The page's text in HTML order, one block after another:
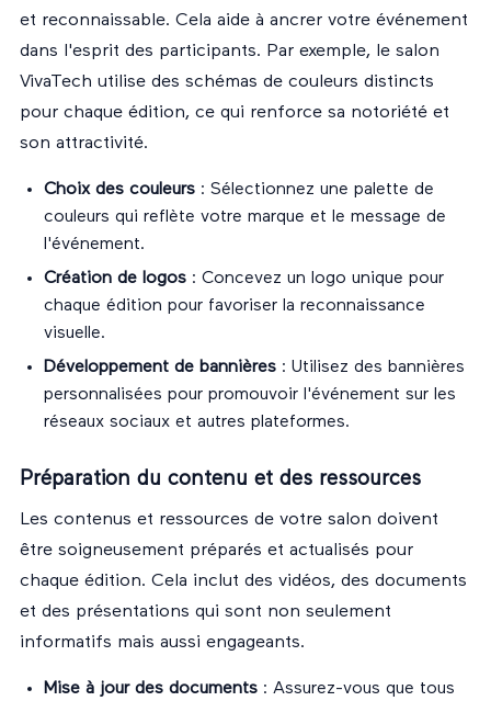
et reconnaissable. Cela aide à ancrer votre événement
dans l'esprit des participants. Par exemple, le salon
VivaTech utilise des schémas de couleurs distincts
pour chaque édition, ce qui renforce sa notoriété et
son attractivité.
Choix des couleurs : Sélectionnez une palette de
couleurs qui reflète votre marque et le message de
l'événement.
Création de logos : Concevez un logo unique pour
chaque édition pour favoriser la reconnaissance
visuelle.
Développement de bannières : Utilisez des bannières
personnalisées pour promouvoir l'événement sur les
réseaux sociaux et autres plateformes.
Préparation du contenu et des ressources
Les contenus et ressources de votre salon doivent
être soigneusement préparés et actualisés pour
chaque édition. Cela inclut des vidéos, des documents
et des présentations qui sont non seulement
informatifs mais aussi engageants.
Mise à jour des documents : Assurez-vous que tous